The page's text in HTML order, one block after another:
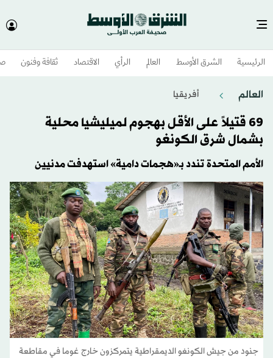
الرئيسية الشرق الأوسط​ العالم الرأي الاقتصاد ثقافة وفنون
العالم أفريقيا
69 قتيلاً على الأقل بهجوم لميليشيا محلية
بشمال شرق الكونغو
الأمم المتحدة تندد بـ«هجمات دامية» استهدفت مدنيين
جنود من جيش الكونغو الديمقراطية يتمركزون خارج غوما في مقاطعة